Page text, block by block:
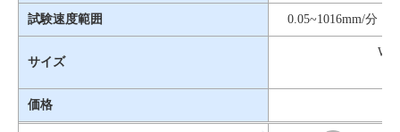
試験速度範囲 0.05~1016mm/分
サイズ
価格